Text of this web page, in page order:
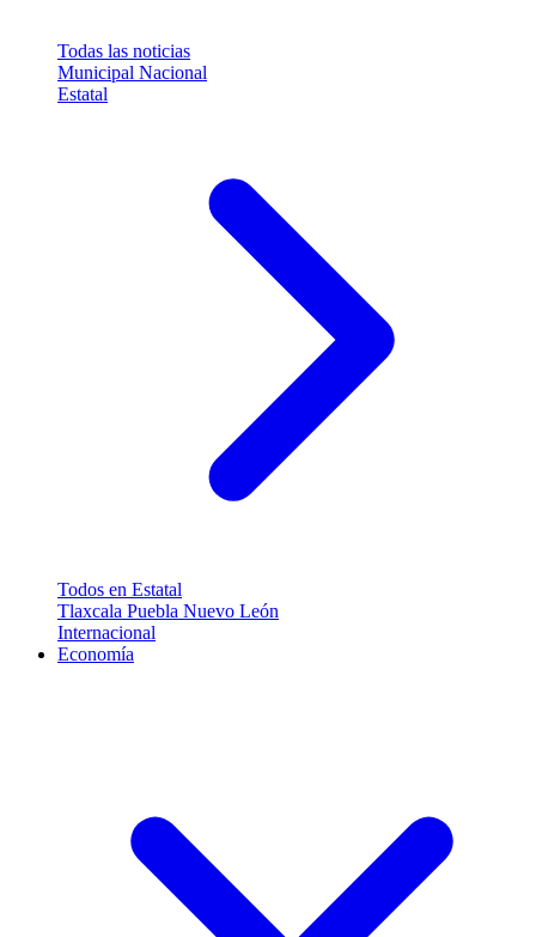
Todas las noticias
Municipal Nacional
Estatal
Todos en Estatal
Tlaxcala Puebla Nuevo León
Internacional
Economía